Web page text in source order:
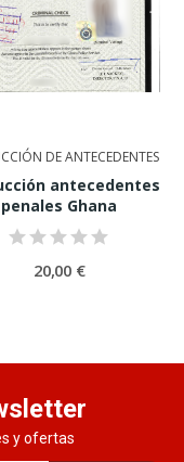
DE ANTECEDENTES
antecedentes
penales Ghana
20,00 €
y ofertas